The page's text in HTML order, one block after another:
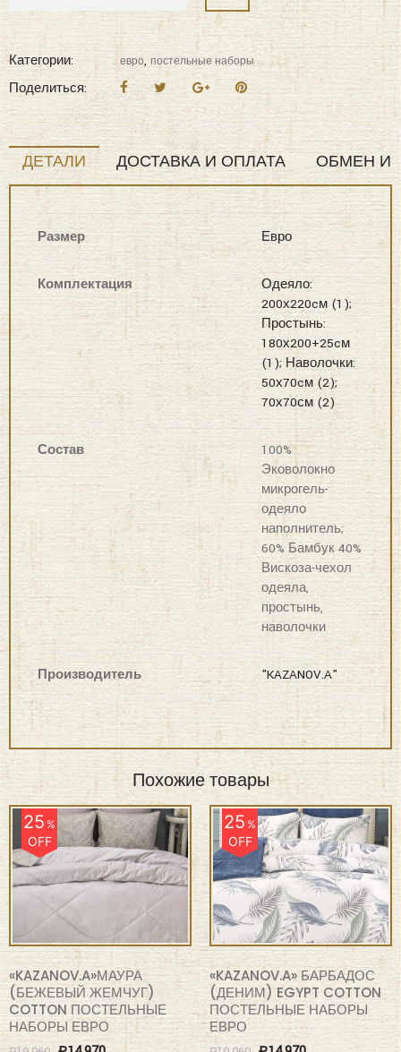
Категории: евро, постельные наборы
Поделиться:
ДЕТАЛИ ДОСТАВКА И ОПЛАТА ОБМЕН И
Размер Евро
Комплектация
Одеяло:
200х220cм (1);
Простынь:
180х200+25cм
(1); Наволочки:
50х70cм (2);
70х70см (2)
Состав
100%
Эковолокно
микрогель-
одеяло
наполнитель;
60% Бамбук 40%
Вискоза-чехол
одеяла,
простынь,
наволочки
Производитель "KAZANOV.A"
Похожие товары
25%
OFF
«KAZANOV.A»МАУРА
(БЕЖЕВЫЙ ЖЕМЧУГ)
COTTON ПОСТЕЛЬНЫЕ
НАБОРЫ ЕВРО
25%
OFF
«KAZANOV.A» БАРБАДОС
(ДЕНИМ) EGYPT COTTON
ПОСТЕЛЬНЫЕ НАБОРЫ
ЕВРО